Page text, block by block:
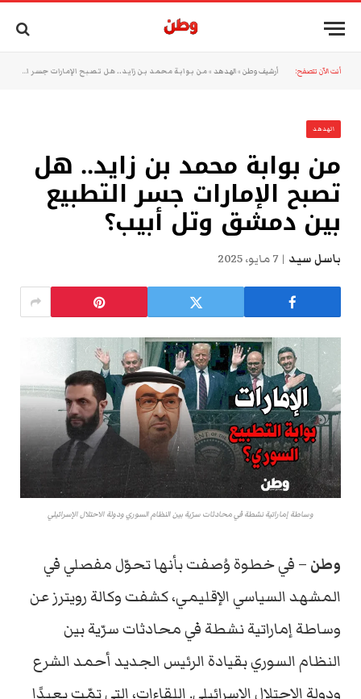
أنت الآن تتصفح: أرشيف وطن »الهدهد »من بوابة محمد بن زايد.. هل تصبح الإمارات جسر التطبيع بين دمشق وتل أبيب؟
الهدهد
من بوابة محمد بن زايد.. هل
تصبح الإمارات جسر التطبيع
بين دمشق وتل أبيب؟
باسل سيد 7 مايو، 2025
وساطة إماراتية نشطة في محادثات سرّية بين النظام السوري ودولة الاحتلال الإسرائيلي
وطن – في خطوة وُصفت بأنها تحوّل مفصلي في
المشهد السياسي الإقليمي، كشفت وكالة رويترز عن
وساطة إماراتية نشطة في محادثات سرّية بين
النظام السوري بقيادة الرئيس الجديد أحمد الشرع
ودولة الاحتلال الإسرائيلي. اللقاءات، التي تمّت بعيدًا